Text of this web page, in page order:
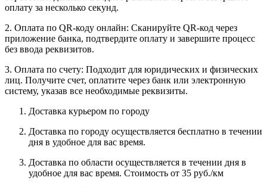
оплату за несколько секунд.
2. Оплата по QR-коду онлайн: Сканируйте QR-код через
приложение банка, подтвердите оплату и завершите процесс
без ввода реквизитов.
3. Оплата по счету: Подходит для юридических и физических
лиц. Получите счет, оплатите через банк или электронную
систему, указав все необходимые реквизиты.
Доставка курьером по городу
Доставка по городу осуществляется бесплатно в течении
дня в удобное для вас время.
Доставка по области осуществляется в течении дня в
удобное для вас время. Стоимость от 35 руб./км